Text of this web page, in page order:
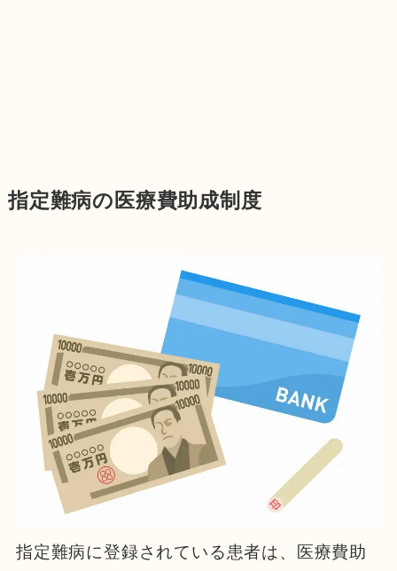
指定難病の医療費助成制度
指定難病に登録されている患者は、医療費助